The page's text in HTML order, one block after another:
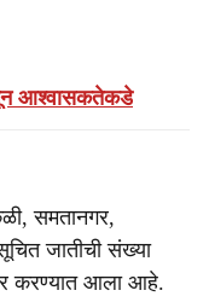
आश्वासकतेकडे
समतानगर,
जातीची संख्या
करण्यात आला आहे.